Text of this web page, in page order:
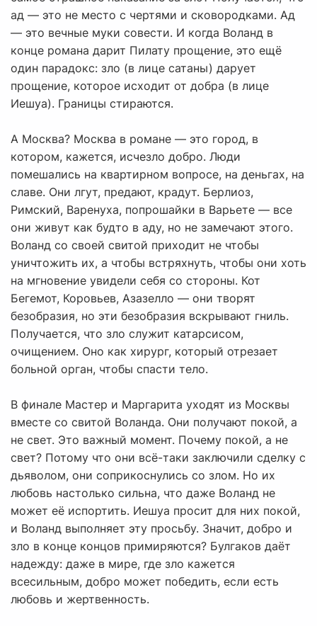
ад — это не место с чертями и сковородками. Ад
— это вечные муки совести. И когда Воланд в
конце романа дарит Пилату прощение, это ещё
один парадокс: зло (в лице сатаны) дарует
прощение, которое исходит от добра (в лице
Иешуа). Границы стираются.
А Москва? Москва в романе — это город, в
котором, кажется, исчезло добро. Люди
помешались на квартирном вопросе, на деньгах, на
славе. Они лгут, предают, крадут. Берлиоз,
Римский, Варенуха, попрошайки в Варьете — все
они живут как будто в аду, но не замечают этого.
Воланд со своей свитой приходит не чтобы
уничтожить их, а чтобы встряхнуть, чтобы они хоть
на мгновение увидели себя со стороны. Кот
Бегемот, Коровьев, Азазелло — они творят
безобразия, но эти безобразия вскрывают гниль.
Получается, что зло служит катарсисом,
очищением. Оно как хирург, который отрезает
больной орган, чтобы спасти тело.
В финале Мастер и Маргарита уходят из Москвы
вместе со свитой Воланда. Они получают покой, а
не свет. Это важный момент. Почему покой, а не
свет? Потому что они всё-таки заключили сделку с
дьяволом, они соприкоснулись со злом. Но их
любовь настолько сильна, что даже Воланд не
может её испортить. Иешуа просит для них покой,
и Воланд выполняет эту просьбу. Значит, добро и
зло в конце концов примиряются? Булгаков даёт
надежду: даже в мире, где зло кажется
всесильным, добро может победить, если есть
любовь и жертвенность.